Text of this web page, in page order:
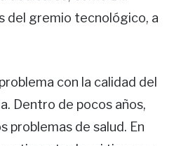
del gremio tecnológico, a
con la calidad del
Dentro de pocos años,
problemas de salud. En